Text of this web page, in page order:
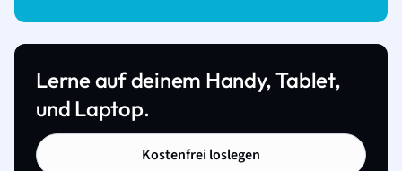
Lerne auf deinem Handy, Tablet,
und Laptop.
Kostenfrei loslegen